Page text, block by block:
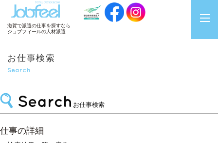
JobFeel
滋賀で派遣の仕事を探すなら
ジョブフィールの人材派遣
お仕事検索
Search
お仕事検索
仕事の詳細